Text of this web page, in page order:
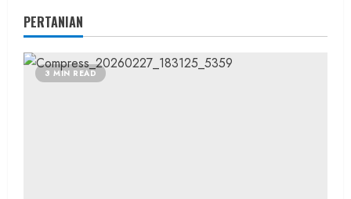
PERTANIAN
3 MIN READ